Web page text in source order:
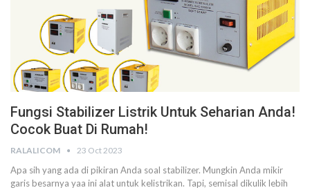
Fungsi Stabilizer Listrik Untuk Seharian Anda!
Cocok Buat Di Rumah!
RALALICOM 23 Oct 2023
Apa sih yang ada di pikiran Anda soal stabilizer. Mungkin Anda mikir
garis besarnya yaa ini alat untuk kelistrikan. Tapi, semisal dikulik lebih